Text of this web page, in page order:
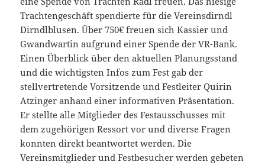
Trachtengeschäft spendierte für die Vereinsdirndl
Dirndlblusen. Über 750€ freuen sich Kassier und
Gwandwartin aufgrund einer Spende der VR-Bank.
Einen Überblick über den aktuellen Planungsstand
und die wichtigsten Infos zum Fest gab der
stellvertretende Vorsitzende und Festleiter Quirin
Atzinger anhand einer informativen Präsentation.
Er stellte alle Mitglieder des Festausschusses mit
dem zugehörigen Ressort vor und diverse Fragen
konnten direkt beantwortet werden. Die
Vereinsmitglieder und Festbesucher werden gebeten